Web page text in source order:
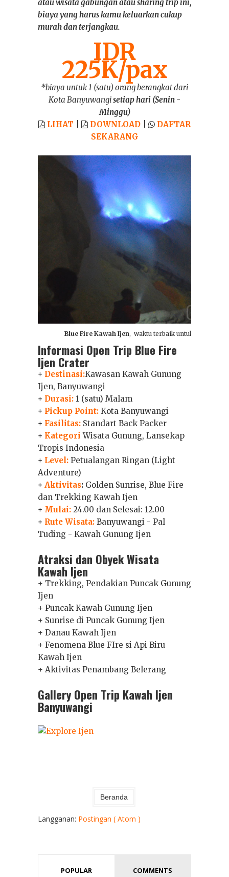
atau wisata gabungan atau sharing trip ini,
biaya yang harus kamu keluarkan cukup
murah dan terjangkau.
IDR
225K/pax
*biaya untuk 1 (satu) orang berangkat dari
Kota Banyuwangisetiap hari (Senin -
Minggu)
LIHAT
DOWNLOAD
DAFTAR
SEKARANG
Blue Fire Kawah Ijen, waktu terbaik untuk
Informasi Open Trip Blue Fire
Ijen Crater
+ Destinasi:Kawasan Kawah Gunung
Ijen, Banyuwangi
+ Durasi: 1 (satu) Malam
+ Pickup Point: Kota Banyuwangi
+ Fasilitas: Standart Back Packer
+ Kategori Wisata Gunung, Lansekap
Tropis Indonesia
+ Level: Petualangan Ringan (Light
Adventure)
+ Aktivitas: Golden Sunrise, Blue Fire
dan Trekking Kawah Ijen
+ Mulai: 24.00 dan Selesai: 12.00
+ Rute Wisata: Banyuwangi - Pal
Tuding - Kawah Gunung Ijen
Atraksi dan Obyek Wisata
Kawah Ijen
+ Trekking, Pendakian Puncak Gunung
Ijen
+ Puncak Kawah Gunung Ijen
+ Sunrise di Puncak Gunung Ijen
+ Danau Kawah Ijen
+ Fenomena Blue FIre si Api Biru
Kawah Ijen
+ Aktivitas Penambang Belerang
Gallery Open Trip Kawah Ijen
Banyuwangi
Beranda
Langganan: Postingan ( Atom )
POPULAR COMMENTS